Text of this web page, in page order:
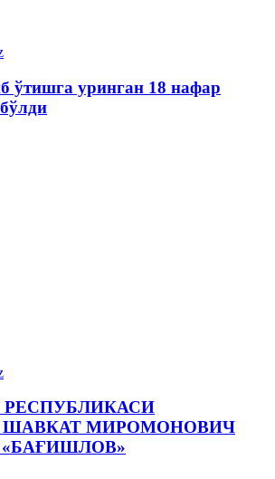
ўтишга уринган 18 нафар
РЕСПУБЛИКАСИ
ШАВКАТ МИРОМОНОВИЧ